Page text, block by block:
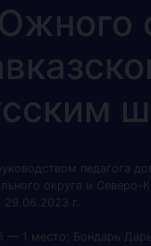
педагога
округа и Северо-
29.06.2023 г.
— 1 место; Бондарь